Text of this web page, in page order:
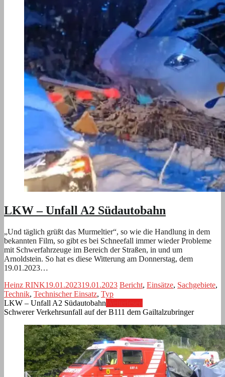
LKW – Unfall A2 Südautobahn
„Und täglich grüßt das Murmeltier“, so wie die Handlung in dem
bekannten Film, so gibt es bei Schneefall immer wieder Probleme
mit Schwerfahrzeuge im Bereich der Straßen, in und um
Arnoldstein. So hat es diese Witterung am Donnerstag, dem
19.01.2023…
Heinz RINK19.01.202319.01.2023 Bericht, Einsätze, Sachgebiete,
Technik, Technischer Einsatz, Typ
LKW – Unfall A2 Südautobahn
Schwerer Verkehrsunfall auf der B111 dem Gailtalzubringer